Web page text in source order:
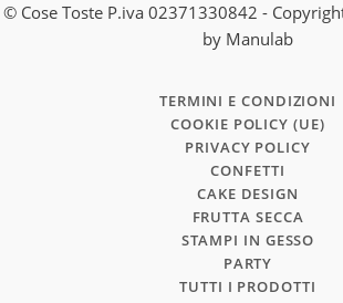
© Cose Toste P.iva 02371330842 -
by Manulab
TERMINI E CONDIZIONI
COOKIE POLICY (UE)
PRIVACY POLICY
CONFETTI
CAKE DESIGN
FRUTTA SECCA
STAMPI IN GESSO
PARTY
TUTTI I PRODOTTI